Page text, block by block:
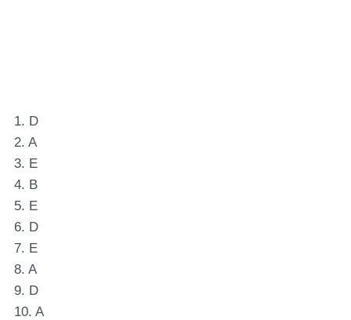
1. D
2. A
3. E
4. B
5. E
6. D
7. E
8. A
9. D
10. A